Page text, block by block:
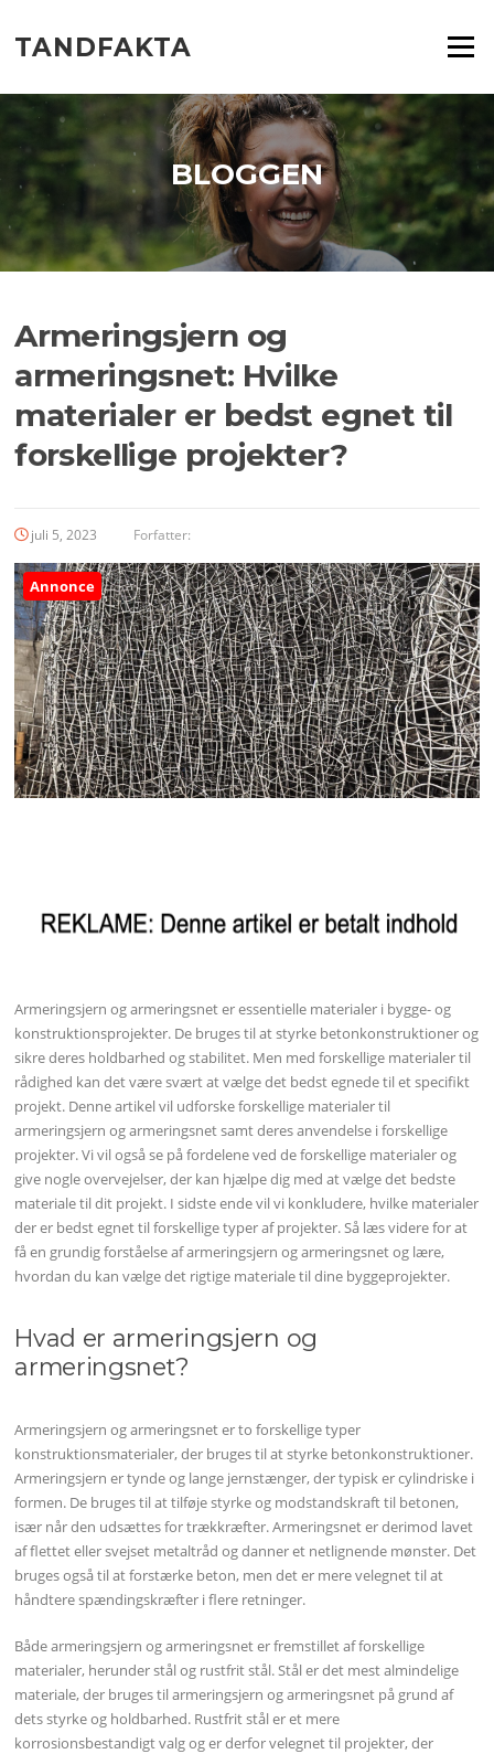
indhold
TANDFAKTA Menu
BLOGGEN
Armeringsjern og
armeringsnet: Hvilke
materialer er bedst egnet til
forskellige projekter?
juli 5, 2023 Forfatter:
Annonce
Armeringsjern og armeringsnet er essentielle materialer i bygge- og
konstruktionsprojekter. De bruges til at styrke betonkonstruktioner og
sikre deres holdbarhed og stabilitet. Men med forskellige materialer til
rådighed kan det være svært at vælge det bedst egnede til et specifikt
projekt. Denne artikel vil udforske forskellige materialer til
armeringsjern og armeringsnet samt deres anvendelse i forskellige
projekter. Vi vil også se på fordelene ved de forskellige materialer og
give nogle overvejelser, der kan hjælpe dig med at vælge det bedste
materiale til dit projekt. I sidste ende vil vi konkludere, hvilke materialer
der er bedst egnet til forskellige typer af projekter. Så læs videre for at
få en grundig forståelse af armeringsjern og armeringsnet og lære,
hvordan du kan vælge det rigtige materiale til dine byggeprojekter.
Hvad er armeringsjern og
armeringsnet?
Armeringsjern og armeringsnet er to forskellige typer
konstruktionsmaterialer, der bruges til at styrke betonkonstruktioner.
Armeringsjern er tynde og lange jernstænger, der typisk er cylindriske i
formen. De bruges til at tilføje styrke og modstandskraft til betonen,
især når den udsættes for trækkræfter. Armeringsnet er derimod lavet
af flettet eller svejset metaltråd og danner et netlignende mønster. Det
bruges også til at forstærke beton, men det er mere velegnet til at
håndtere spændingskræfter i flere retninger.
Både armeringsjern og armeringsnet er fremstillet af forskellige
materialer, herunder stål og rustfrit stål. Stål er det mest almindelige
materiale, der bruges til armeringsjern og armeringsnet på grund af
dets styrke og holdbarhed. Rustfrit stål er et mere
korrosionsbestandigt valg og er derfor velegnet til projekter, der